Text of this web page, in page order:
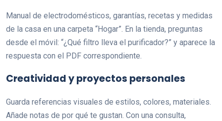
Manual de electrodomésticos, garantías, recetas y medidas
de la casa en una carpeta “Hogar”. En la tienda, preguntas
desde el móvil: “¿Qué filtro lleva el purificador?” y aparece la
respuesta con el PDF correspondiente.
Creatividad y proyectos personales
Guarda referencias visuales de estilos, colores, materiales.
Añade notas de por qué te gustan. Con una consulta,